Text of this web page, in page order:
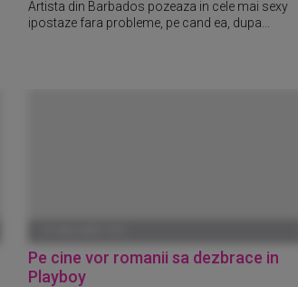
Artista din Barbados pozeaza in cele mai sexy
ipostaze fara probleme, pe cand ea, dupa...
Pe cine vor romanii sa dezbrace in
Playboy